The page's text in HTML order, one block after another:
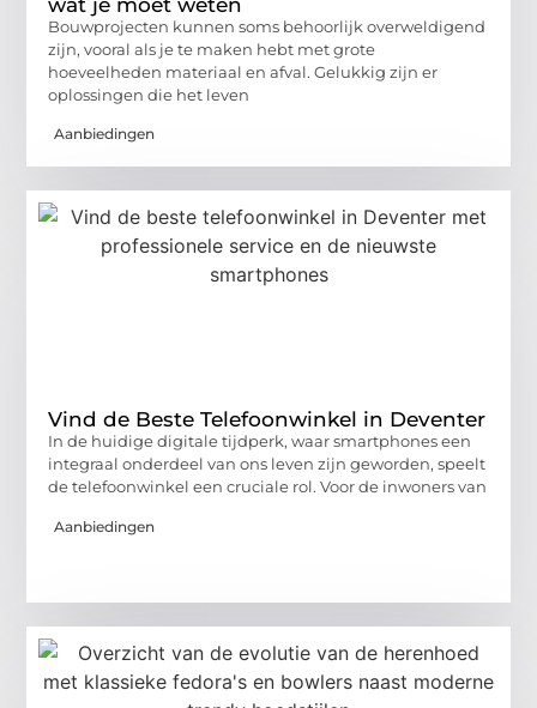
Bouwprojecten kunnen soms behoorlijk overweldigend
zijn, vooral als je te maken hebt met grote
hoeveelheden materiaal en afval. Gelukkig zijn er
oplossingen die het leven
Aanbiedingen
Vind de Beste Telefoonwinkel in Deventer
In de huidige digitale tijdperk, waar smartphones een
integraal onderdeel van ons leven zijn geworden, speelt
de telefoonwinkel een cruciale rol. Voor de inwoners van
Aanbiedingen